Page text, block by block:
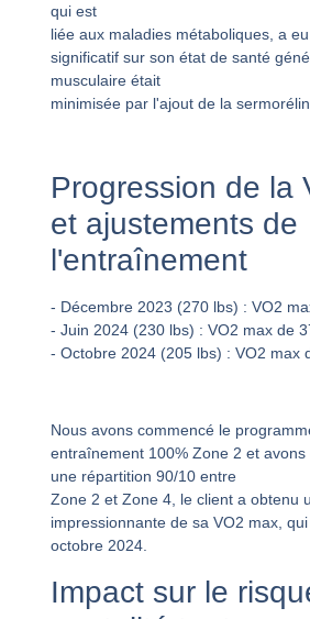
qui est
liée aux maladies métaboliques, a
significatif sur son état de santé
musculaire était
minimisée par l'ajout de la
Progression de la
et ajustements de
l'entraînement
- Décembre 2023 (270 lbs) : VO2
- Juin 2024 (230 lbs) : VO2 max de
- Octobre 2024 (205 lbs) : VO2 max
Nous avons commencé le
entraînement 100% Zone 2 et
une répartition 90/10 entre
Zone 2 et Zone 4, le client a obtenu
impressionnante de sa VO2 max,
octobre 2024.
Impact sur le